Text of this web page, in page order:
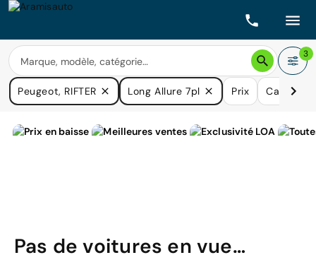
3
Peugeot, RIFTER Long Allure 7pl Prix
Pas de voitures en vue…